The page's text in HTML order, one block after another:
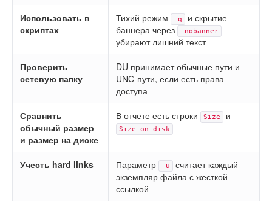
Использовать в
скриптах
Тихий режим -q
и скрытие
баннера через
-nobanner
убирают лишний текст
Проверить
сетевую папку
DU принимает обычные пути и
UNC-пути, если есть права
доступа
Сравнить
обычный размер
и размер на диске
В отчете есть строки Size и
Size on disk
Учесть hard links Параметр -u
считает каждый
экземпляр файла с жесткой
ссылкой